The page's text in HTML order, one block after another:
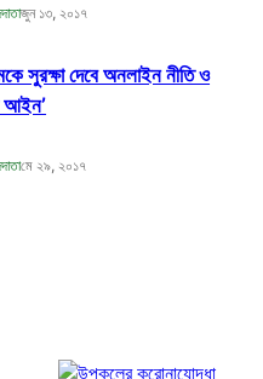
জুন ১৩, ২০১৭
সুরক্ষা দেবে অনলাইন নীতি ও
আইন’
মে ২৯, ২০১৭